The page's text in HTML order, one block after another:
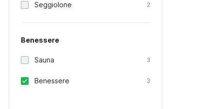
Seggiolone 2
Benessere
Sauna 3
Benessere 3